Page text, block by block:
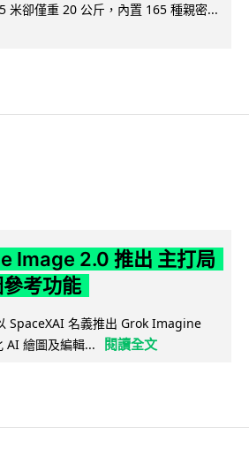
米卻僅重 20 公斤，內置 165 種親密...
Image 2.0 推出 主打局
考功能
SpaceXAI 名義推出 Grok Imagine
AI 繪圖及編輯...
閱讀全文